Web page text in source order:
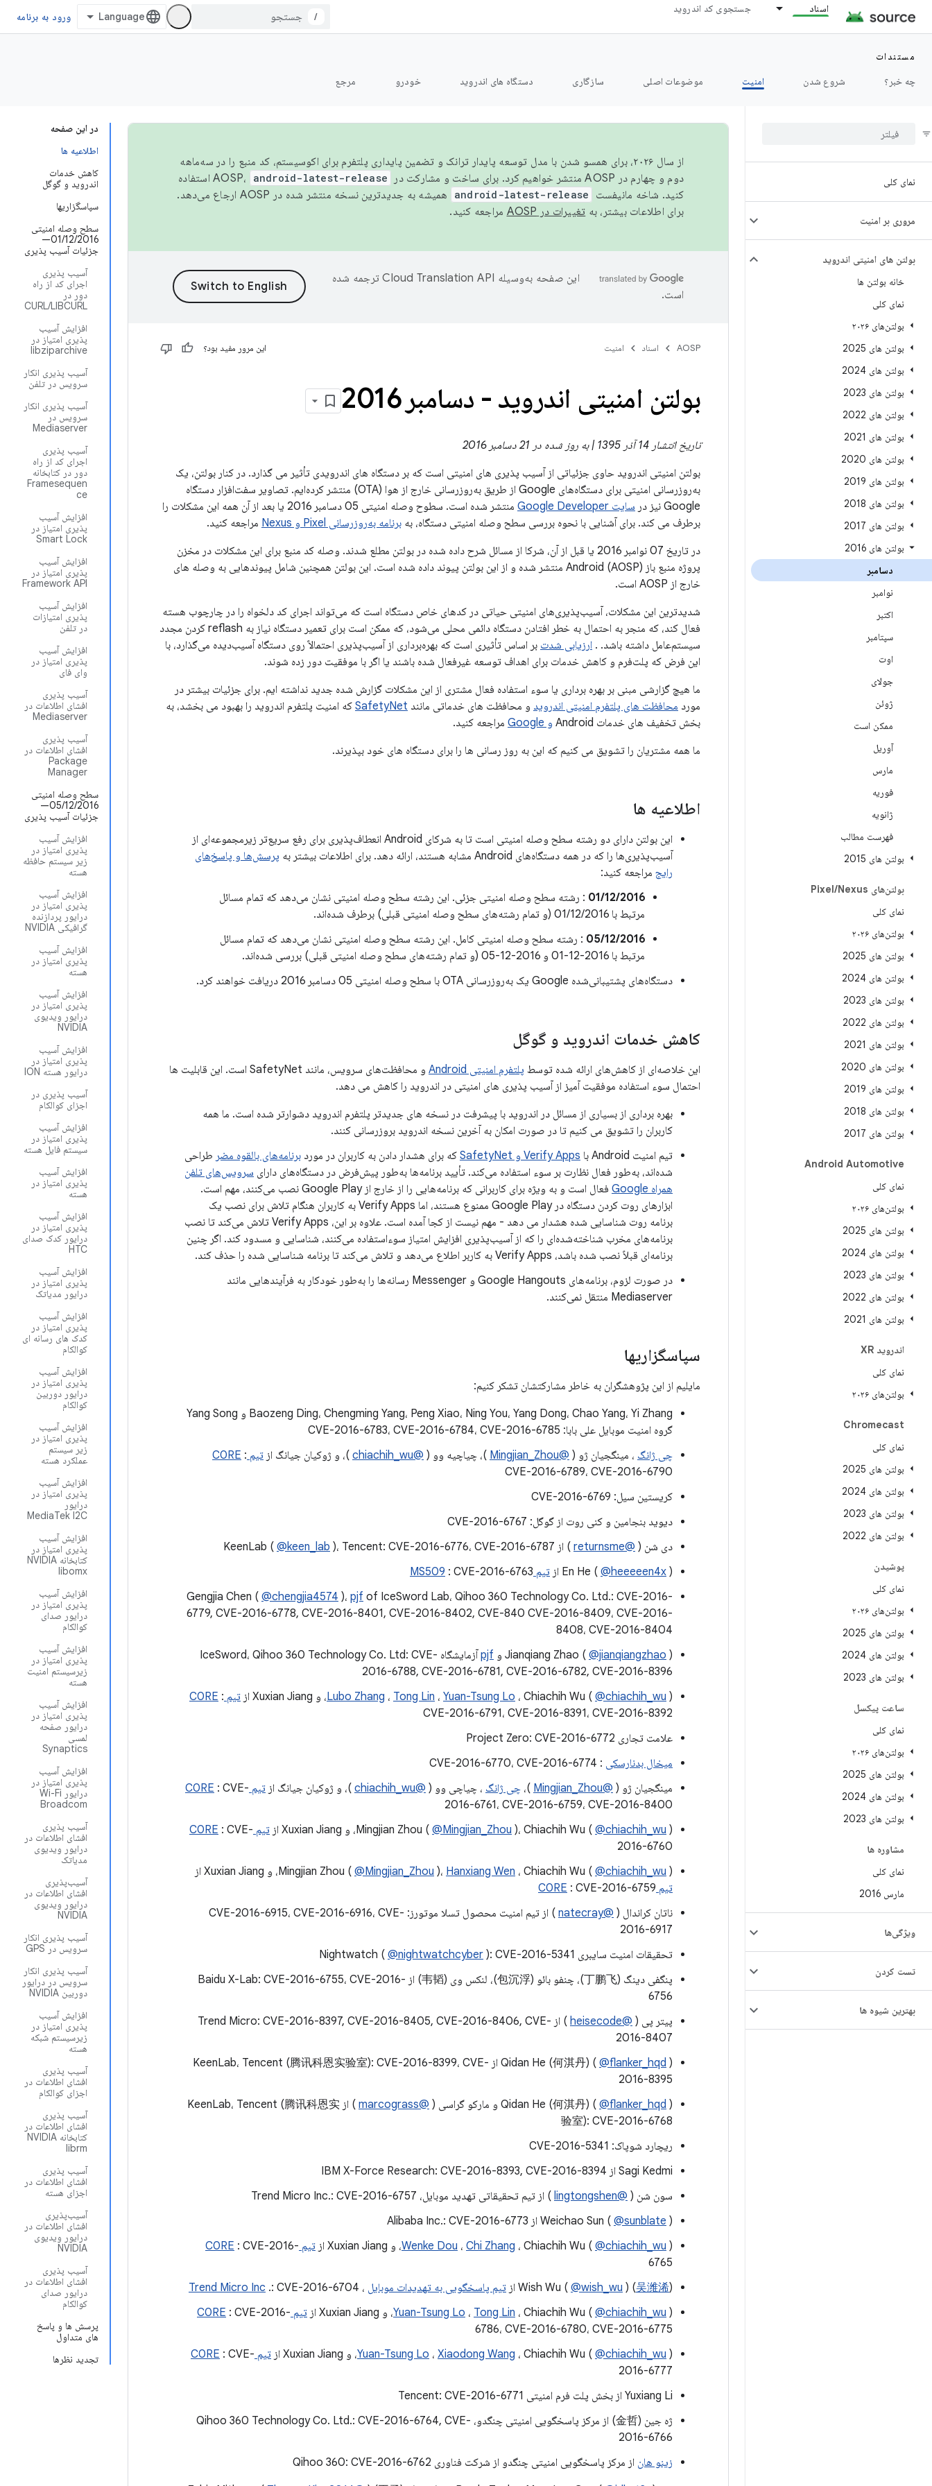
اسناد جستجوی کد اندروید
/ ورود به برنامه
مستندات
چه خبر؟
شروع شدن امنیت موضوعات اصلی سازگاری دستگاه های اندروید خودرو مرجع
نمای کلی
مروری بر امنیت
بولتن های امنیتی اندروید
خانه بولتن ها
نمای کلی
بولتن‌های ۲۰۲۶
بولتن های 2025
بولتن های 2024
بولتن های 2023
بولتن های 2022
بولتن های 2021
بولتن های 2020
بولتن های 2019
بولتن های 2018
بولتن های 2017
بولتن های 2016
دسامبر
نوامبر
اکتبر
سپتامبر
اوت
جولای
ژوئن
ممکن است
آوریل
مارس
فوریه
ژانویه
فهرست مطالب
بولتن های 2015
بولتن‌های Pixel /Nexus
نمای کلی
بولتن‌های ۲۰۲۶
بولتن های 2025
بولتن های 2024
بولتن های 2023
بولتن های 2022
بولتن های 2021
بولتن های 2020
بولتن های 2019
بولتن های 2018
بولتن های 2017
Android Automotive
نمای کلی
بولتن‌های ۲۰۲۶
بولتن های 2025
بولتن های 2024
بولتن های 2023
بولتن های 2022
بولتن های 2021
اندروید XR
نمای کلی
بولتن‌های ۲۰۲۶
Chromecast
نمای کلی
بولتن های 2025
بولتن های 2024
بولتن های 2023
بولتن های 2022
پوشیدن
نمای کلی
بولتن‌های ۲۰۲۶
بولتن های 2025
بولتن های 2024
بولتن های 2023
ساعت پیکسل
نمای کلی
بولتن‌های ۲۰۲۶
بولتن های 2025
بولتن های 2024
بولتن های 2023
مشاوره ها
نمای کلی
مارس 2016
ویژگی‌ها
تست کردن
بهترین شیوه ها
در این صفحه
اطلاعیه ها
کاهش خدمات
اندروید و گوگل
سپاسگزاریها
سطح وصله امنیتی
01/12/2016—
جزئیات آسیب پذیری
آسیب پذیری
اجرای کد از راه
دور در
CURL/LIBCURL
افزایش آسیب
پذیری امتیاز در
libziparchive
آسیب پذیری انکار
سرویس در تلفن
آسیب پذیری انکار
سرویس در
Mediaserver
آسیب پذیری
اجرای کد از راه
دور در کتابخانه
Framesequen
ce
افزایش آسیب
پذیری امتیاز در
Smart Lock
افزایش آسیب
پذیری امتیاز در
Framework API
افزایش آسیب
پذیری امتیازات
در تلفن
افزایش آسیب
پذیری امتیاز در
وای فای
آسیب پذیری
افشای اطلاعات در
Mediaserver
آسیب پذیری
افشای اطلاعات در
Package
Manager
سطح وصله امنیتی
05/12/2016—
جزئیات آسیب پذیری
افزایش آسیب
پذیری امتیاز در
زیر سیستم حافظه
هسته
افزایش آسیب
پذیری امتیاز در
درایور پردازنده
گرافیکی NVIDIA
افزایش آسیب
پذیری امتیاز در
هسته
افزایش آسیب
پذیری امتیاز در
درایور ویدیوی
NVIDIA
افزایش آسیب
پذیری امتیاز در
درایور هسته ION
آسیب پذیری در
اجزای کوالکام
افزایش آسیب
پذیری امتیاز در
سیستم فایل هسته
افزایش آسیب
پذیری امتیاز در
هسته
افزایش آسیب
پذیری امتیاز در
درایور کدک صدای
HTC
افزایش آسیب
پذیری امتیاز در
درایور مدیاتک
افزایش آسیب
پذیری امتیاز در
کدک های رسانه ای
کوالکام
افزایش آسیب
پذیری امتیاز در
درایور دوربین
کوالکام
افزایش آسیب
پذیری امتیاز در
زیر سیستم
عملکرد هسته
افزایش آسیب
پذیری امتیاز در
درایور
MediaTek I2C
افزایش آسیب
پذیری امتیاز در
کتابخانه NVIDIA
libomx
افزایش آسیب
پذیری امتیاز در
درایور صدای
کوالکام
افزایش آسیب
پذیری امتیاز در
زیرسیستم امنیت
هسته
افزایش آسیب
پذیری امتیاز در
درایور صفحه
لمسی
Synaptics
افزایش آسیب
پذیری امتیاز در
درایور Wi-Fi
Broadcom
آسیب پذیری
افشای اطلاعات در
درایور ویدیوی
مدیاتک
آسیب‌پذیری
افشای اطلاعات در
درایور ویدیوی
NVIDIA
آسیب پذیری انکار
سرویس در GPS
آسیب پذیری انکار
سرویس در درایور
دوربین NVIDIA
افزایش آسیب
پذیری امتیاز در
زیرسیستم شبکه
هسته
آسیب پذیری
افشای اطلاعات در
اجزای کوالکام
آسیب پذیری
افشای اطلاعات در
کتابخانه NVIDIA
librm
آسیب پذیری
افشای اطلاعات در
اجزای هسته
آسیب‌پذیری
افشای اطلاعات در
درایور ویدیوی
NVIDIA
آسیب پذیری
افشای اطلاعات در
درایور صدای
کوالکام
پرسش ها و پاسخ
های متداول
تجدید نظرها
از سال ۲۰۲۶، برای همسو شدن با مدل توسعه پایدار ترانک و تضمین پایداری پلتفرم برای اکوسیستم، کد منبع را در سه‌ماهه
دوم و چهارم در AOSP منتشر خواهیم کرد. برای ساخت و مشارکت در AOSP،
android-latest-release
استفاده
کنید. شاخه مانیفست
android-latest-release
همیشه به جدیدترین نسخه منتشر شده در AOSP ارجاع می‌دهد.
برای اطلاعات بیشتر، به تغییرات در AOSP مراجعه کنید.
این صفحه به‌وسیله
ترجمه شده
است.
AOSP اسناد امنیت این مرور مفید بود؟
بولتن امنیتی اندروید - دسامبر 2016
تاریخ انتشار 14 آذر 1395 | به روز شده در 21 دسامبر 2016
بولتن امنیتی اندروید حاوی جزئیاتی از آسیب پذیری های امنیتی است که بر دستگاه های اندرویدی تأثیر می گذارد. در کنار بولتن، یک
به‌روزرسانی امنیتی برای دستگاه‌های Google از طریق به‌روزرسانی خارج از هوا (OTA) منتشر کرده‌ایم. تصاویر سفت‌افزار دستگاه
Google نیز در
سایت Google Developer
منتشر شده است. سطوح وصله امنیتی 05 دسامبر 2016 یا بعد از آن همه این مشکلات را
برطرف می کند. برای آشنایی با نحوه بررسی سطح وصله امنیتی دستگاه، به برنامه به‌روزرسانی Pixel و Nexus
مراجعه کنید.
در تاریخ 07 نوامبر 2016 یا قبل از آن، شرکا از مسائل شرح داده شده در بولتن مطلع شدند. وصله کد منبع برای این مشکلات در مخزن
پروژه منبع باز Android (AOSP) منتشر شده و از این بولتن پیوند داده شده است. این بولتن همچنین شامل پیوندهایی به وصله های
خارج از AOSP است.
شدیدترین این مشکلات، آسیب‌پذیری‌های امنیتی حیاتی در کدهای خاص دستگاه است که می‌تواند اجرای کد دلخواه را در چارچوب هسته
فعال کند، که منجر به احتمال به خطر افتادن دستگاه دائمی محلی می‌شود، که ممکن است برای تعمیر دستگاه نیاز به reflash کردن مجدد
سیستم‌عامل داشته باشد. . ارزیابی شدت بر اساس تأثیری است که بهره‌برداری از آسیب‌پذیری احتمالاً روی دستگاه آسیب‌دیده می‌گذارد، با
این فرض که پلت‌فرم و کاهش خدمات برای اهداف توسعه غیرفعال شده باشند یا اگر با موفقیت دور زده شوند.
ما هیچ گزارشی مبنی بر بهره برداری یا سوء استفاده فعال مشتری از این مشکلات گزارش شده جدید نداشته ایم. برای جزئیات بیشتر در
مورد محافظت های پلتفرم امنیتی اندروید و محافظت های خدماتی مانند SafetyNet که امنیت پلتفرم اندروید را بهبود می بخشد، به
بخش تخفیف های خدمات Android
و Google
مراجعه کنید.
ما همه مشتریان را تشویق می کنیم که این به روز رسانی ها را برای دستگاه های خود بپذیرند.
اطلاعیه ها
این بولتن دارای دو رشته سطح وصله امنیتی است تا به شرکای Android انعطاف‌پذیری برای رفع سریع‌تر زیرمجموعه‌ای از
آسیب‌پذیری‌ها را که در همه دستگاه‌های Android مشابه هستند، ارائه دهد. برای اطلاعات بیشتر به
پرسش‌ها و پاسخ‌های
رایج مراجعه کنید:
01/12/2016 : رشته سطح وصله امنیتی جزئی. این رشته سطح وصله امنیتی نشان می‌دهد که تمام مسائل
مرتبط با 01/12/2016 (و تمام رشته‌های سطح وصله امنیتی قبلی) برطرف شده‌اند.
05/12/2016 : رشته سطح وصله امنیتی کامل. این رشته سطح وصله امنیتی نشان می‌دهد که تمام مسائل
مرتبط با 2016-12-01 و 2016-12-05 (و تمام رشته‌های سطح وصله امنیتی قبلی) بررسی شده‌اند.
دستگاه‌های پشتیبانی‌شده Google یک به‌روزرسانی OTA با سطح وصله امنیتی 05 دسامبر 2016 دریافت خواهند کرد.
کاهش خدمات اندروید و گوگل
این خلاصه‌ای از کاهش‌های ارائه شده توسط پلتفرم امنیتی Android
و محافظت‌های سرویس، مانند SafetyNet است. این قابلیت ها
احتمال سوء استفاده موفقیت آمیز از آسیب پذیری های امنیتی در اندروید را کاهش می دهد.
بهره برداری از بسیاری از مسائل در اندروید با پیشرفت در نسخه های جدیدتر پلتفرم اندروید دشوارتر شده است. ما همه
کاربران را تشویق می کنیم تا در صورت امکان به آخرین نسخه اندروید بروزرسانی کنند.
تیم امنیت Android با
Verify Apps و SafetyNet که برای هشدار دادن به کاربران در مورد برنامه‌های بالقوه مضر طراحی
شده‌اند، به‌طور فعال نظارت بر سوء استفاده می‌کند. تأیید برنامه‌ها به‌طور پیش‌فرض در دستگاه‌های دارای سرویس‌های تلفن
همراه Google
فعال است و به ویژه برای کاربرانی که برنامه‌هایی را از خارج از Google Play نصب می‌کنند، مهم است.
ابزارهای روت کردن دستگاه در Google Play ممنوع هستند، اما Verify Apps به کاربران هنگام تلاش برای نصب یک
برنامه روت شناسایی شده هشدار می دهد - مهم نیست از کجا آمده است. علاوه بر این، Verify Apps تلاش می‌کند تا نصب
برنامه‌های مخرب شناخته‌شده‌ای را که از آسیب‌پذیری افزایش امتیاز سوءاستفاده می‌کنند، شناسایی و مسدود کند. اگر چنین
برنامه‌ای قبلاً نصب شده باشد، Verify Apps به کاربر اطلاع می‌دهد و تلاش می‌کند تا برنامه شناسایی شده را حذف کند.
در صورت لزوم، برنامه‌های Google Hangouts و Messenger رسانه‌ها را به‌طور خودکار به فرآیندهایی مانند
Mediaserver منتقل نمی‌کنند.
سپاسگزاریها
مایلیم از این پژوهشگران به خاطر مشارکتشان تشکر کنیم:
Baozeng Ding، Chengming Yang، Peng Xiao، Ning You، Yang Dong، Chao Yang، Yi Zhang و Yang Song
گروه امنیت موبایل علی بابا: CVE-2016-6783، CVE-2016-6784، CVE-2016-6785
چی ژانگ ، مینگجیان ژو ( @Mingjian_Zhou )، چیاچیه وو ( @chiachih_wu )، و ژوکیان جیانگ از تیم C0RE :
CVE-2016-6789، CVE-2016-6790
کریستین سیل: CVE-2016-6769
دیوید بنجامین و کنی روت از گوگل: CVE-2016-6767
دی شن ( @returnsme ) از KeenLab ( @keen_lab )، Tencent: CVE-2016-6776، CVE-2016-6787
En He ( @heeeeen4x ) از تیم MS509 : CVE-2016-6763
Gengjia Chen ( @chengjia4574 )، pjf of IceSword Lab، Qihoo 360 Technology Co. Ltd.: CVE-2016-
6779, CVE-2016-6778, CVE-2016-8401, CVE-2016-8402, CVE-840 CVE-2016-8409، CVE-2016-
8408، CVE-2016-8404
Jianqiang Zhao ( @jianqiangzhao ) و pjf
آزمایشگاه IceSword، Qihoo 360 Technology Co. Ltd: CVE-
2016-6788, CVE-2016-6781, CVE-2016-6782, CVE-2016-8396
Lubo Zhang ، Tong Lin ، Yuan-Tsung Lo ، Chiachih Wu ( @chiachih_wu )، و Xuxian Jiang از تیم C0RE :
CVE-2016-6791، CVE-2016-8391، CVE-2016-8392
علامت تجاری Project Zero: CVE-2016-6772
میخال بدنارسکی : CVE-2016-6770، CVE-2016-6774
مینگجیان ژو ( @Mingjian_Zhou )، چی ژانگ ، چیاچی وو ( @chiachih_wu )، و ژوکیان جیانگ از تیم C0RE : CVE-
2016-6761، CVE-2016-6759، CVE-2016-8400
Mingjian Zhou ( @Mingjian_Zhou )، Chiachih Wu ( @chiachih_wu )، و Xuxian Jiang از تیم C0RE : CVE-
2016-6760
Mingjian Zhou ( @Mingjian_Zhou )، Hanxiang Wen ، Chiachih Wu ( @chiachih_wu )، و Xuxian Jiang از
تیم C0RE : CVE-2016-6759
ناتان کراندال ( @natecray
) از تیم امنیت محصول تسلا موتورز: CVE-2016-6915، CVE-2016-6916، CVE-
2016-6917
تحقیقات امنیت سایبری Nightwatch (
@nightwatchcyber ): CVE-2016-5341
پنگفی دینگ (丁鹏飞)، چنفو بائو (包沉浮)، لنکس وی (韦韬) از Baidu X-Lab: CVE-2016-6755، CVE-2016-
6756
پیتر پی ( @heisecode
) از Trend Micro: CVE-2016-8397, CVE-2016-8405, CVE-2016-8406, CVE-
2016-8407
Qidan He (何淇丹) ( @flanker_hqd
) از KeenLab، Tencent (腾讯科恩实验室): CVE-2016-8399، CVE-
2016-8395
Qidan He (何淇丹) ( @flanker_hqd ) و مارکو گراسی ( @marcograss
) از KeenLab، Tencent (腾讯科恩实
验室): CVE-2016-6768
ریچارد شوپاک: CVE-2016-5341
Sagi Kedmi از IBM X-Force Research: CVE-2016-8393, CVE-2016-8394
سون شن ( @lingtongshen
) از تیم تحقیقاتی تهدید موبایل، Trend Micro Inc.: CVE-2016-6757
Weichao Sun ( @sunblate ) از Alibaba Inc.: CVE-2016-6773
Wenke Dou ، Chi Zhang ، Chiachih Wu ( @chiachih_wu )، و Xuxian Jiang از تیم C0RE : CVE-2016-
6765
Wish Wu ( @wish_wu ) (吴潍浠) از تیم پاسخگویی به تهدیدات موبایل ، Trend Micro Inc .: CVE-2016-6704
Yuan-Tsung Lo ، Tong Lin ، Chiachih Wu ( @chiachih_wu )، و Xuxian Jiang از تیم C0RE : CVE-2016-
6786، CVE-2016-6780، CVE-2016-6775
Yuan-Tsung Lo ، Xiaodong Wang ، Chiachih Wu ( @chiachih_wu )، و Xuxian Jiang از تیم C0RE : CVE-
2016-6777
Yuxiang Li از بخش پلت فرم امنیتی Tencent: CVE-2016-6771
ژه جین (金哲) از مرکز پاسخگویی امنیتی چنگدو، Qihoo 360 Technology Co. Ltd.: CVE-2016-6764, CVE-
2016-6766
زینو هان از مرکز پاسخگویی امنیتی چنگدو از شرکت فناوری Qihoo 360: CVE-2016-6762